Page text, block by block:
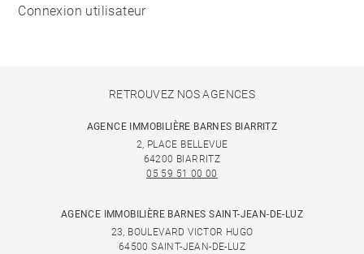
Connexion utilisateur
RETROUVEZ NOS AGENCES
AGENCE IMMOBILIÈRE BARNES BIARRITZ
2, PLACE BELLEVUE
64200 BIARRITZ
05 59 51 00 00
AGENCE IMMOBILIÈRE BARNES SAINT-JEAN-DE-LUZ
23, BOULEVARD VICTOR HUGO
64500 SAINT-JEAN-DE-LUZ